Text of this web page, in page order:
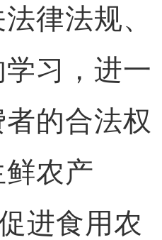
律法规、
习，进一
的合法权
农产
进食用农